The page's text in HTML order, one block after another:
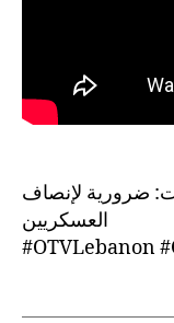
ضرورية لإنصاف
العسكريين
#OTVLebanon